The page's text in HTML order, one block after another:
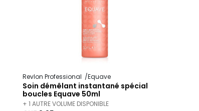
Revlon Professional Equave
Soin démêlant instantané spécial
boucles Equave 50ml
+ 1 AUTRE VOLUME DISPONIBLE